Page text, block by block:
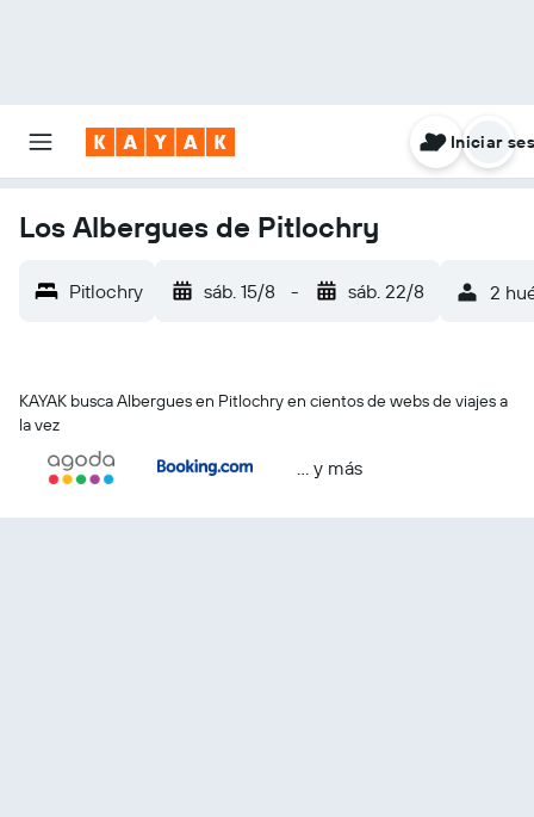
Iniciar
Los Albergues de Pitlochry
Pitlochry sáb. 15/8 - sáb. 22/8 2
KAYAK busca Albergues en Pitlochry en cientos de webs de viajes a
la vez
… y más